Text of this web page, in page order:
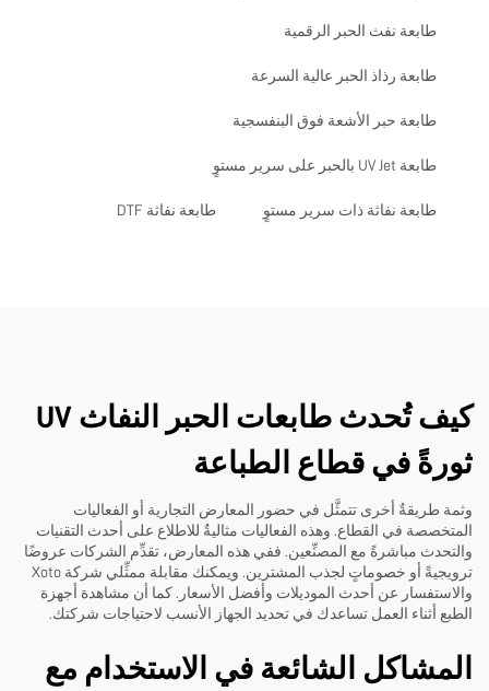
طابعة نفث الحبر الرقمية
طابعة رذاذ الحبر عالية السرعة
طابعة حبر الأشعة فوق البنفسجية
طابعة UV Jet بالحبر على سرير مستوٍ
طابعة نفاثة ذات سرير مستوٍ طابعة نفاثة DTF
كيف تُحدث طابعات الحبر النفاث UV
ثورةً في قطاع الطباعة
وثمة طريقةٌ أخرى تتمثَّل في حضور المعارض التجارية أو الفعاليات
المتخصصة في القطاع. وهذه الفعاليات مثاليةٌ للاطلاع على أحدث التقنيات
والتحدث مباشرةً مع المصنِّعين. ففي هذه المعارض، تقدِّم الشركات عروضًا
ترويجيةً أو خصوماتٍ لجذب المشترين. ويمكنك مقابلة ممثِّلي شركة Xoto
والاستفسار عن أحدث الموديلات وأفضل الأسعار. كما أن مشاهدة أجهزة
الطبع أثناء العمل تساعدك في تحديد الجهاز الأنسب لاحتياجات شركتك.
المشاكل الشائعة في الاستخدام مع